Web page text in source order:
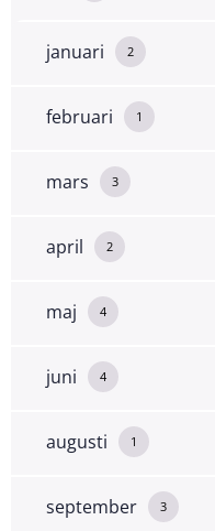
januari 2
februari 1
mars 3
april 2
maj 4
juni 4
augusti 1
september 3